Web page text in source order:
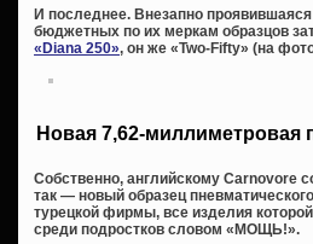
И последнее. Внезапно
бюджетных по их меркам образцов
«Diana 250», он же «Two-Fifty» (на
Новая 7,62-
Собственно, английскому Carnovore
так — новый образец
турецкой фирмы, все изделия
среди подростков словом «МОЩЬ!».